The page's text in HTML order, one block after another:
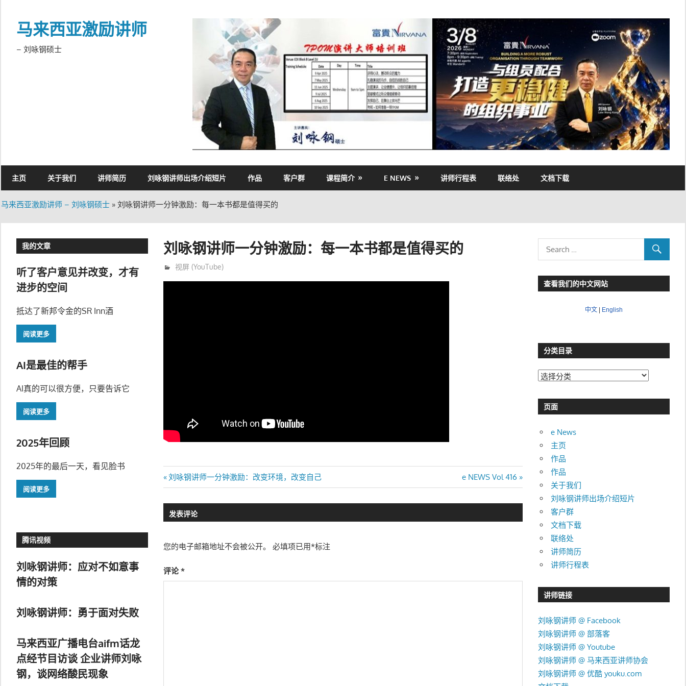
content马来西亚激励讲师
– 刘咏钢硕士
主页 关于我们 讲师简历 刘咏钢讲师出场介绍短片 作品 客户群 课程简介 E NEWS 讲师行程表 联络处 文档下载
马来西亚激励讲师 – 刘咏钢硕士 » 刘咏钢讲师一分钟激励：每一本书都是值得买的
刘咏钢讲师一分钟激励：每一本书都是值得买的
11月 24, 2021
trainer
视屏 (YouTube)
文
章
导
航
Previous
Post:
刘咏钢讲师一分钟激励：改变环境，改变自己
Next
Post:
e NEWS Vol 416
发表评论
您的电子邮箱地址不会被公开。 必填项已用*标注
评论*
我的文章
听了客户意见并改变，才有
进步的空间
抵达了新邦令金的SR Inn酒
阅读更多
AI是最佳的帮手
AI真的可以很方便，只要告诉它
阅读更多
2025年回顾
2025年的最后一天，看见脸书
阅读更多
腾讯视频
刘咏钢讲师：应对不如意事
情的对策
刘咏钢讲师：勇于面对失败
马来西亚广播电台aifm话龙
点经节目访谈 企业讲师刘咏
钢，谈网络酸民现象
查看我们的中文网站
中文| English
分类目录
分
目
录
页面
e News
主页
作品
作品
关于我们
刘咏钢讲师出场介绍短片
客户群
文档下载
联络处
讲师简历
讲师行程表
讲师链接
刘咏钢讲师 @ Facebook
刘咏钢讲师 @ 部落客
刘咏钢讲师 @ Youtube
刘咏钢讲师 @ 马来西亚讲师协会
刘咏钢讲师 @ 优酷 youku.com